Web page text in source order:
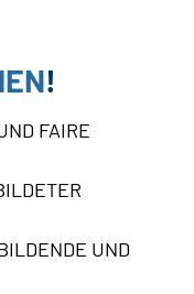
!
FAIRE
UND